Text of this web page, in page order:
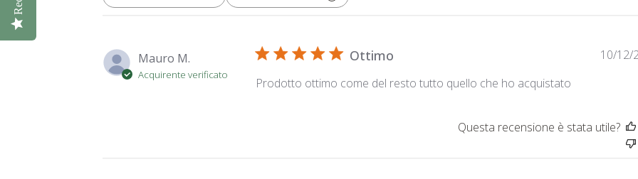
Mauro M.
Acquirente verificato
Ottimo
Prodotto ottimo come del resto tutto quello che ho acquistato
10/12/
Questa recensione è stata utile?